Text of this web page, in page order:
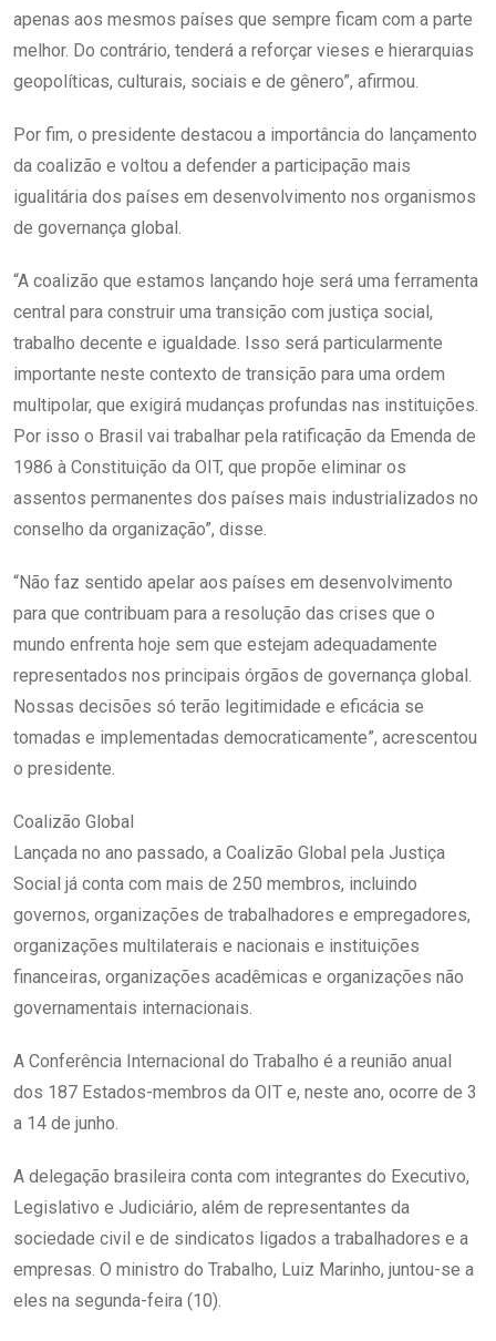
apenas aos mesmos países que sempre ficam com a parte
melhor. Do contrário, tenderá a reforçar vieses e hierarquias
geopolíticas, culturais, sociais e de gênero”, afirmou.
Por fim, o presidente destacou a importância do lançamento
da coalizão e voltou a defender a participação mais
igualitária dos países em desenvolvimento nos organismos
de governança global.
“A coalizão que estamos lançando hoje será uma ferramenta
central para construir uma transição com justiça social,
trabalho decente e igualdade. Isso será particularmente
importante neste contexto de transição para uma ordem
multipolar, que exigirá mudanças profundas nas instituições.
Por isso o Brasil vai trabalhar pela ratificação da Emenda de
1986 à Constituição da OIT, que propõe eliminar os
assentos permanentes dos países mais industrializados no
conselho da organização”, disse.
“Não faz sentido apelar aos países em desenvolvimento
para que contribuam para a resolução das crises que o
mundo enfrenta hoje sem que estejam adequadamente
representados nos principais órgãos de governança global.
Nossas decisões só terão legitimidade e eficácia se
tomadas e implementadas democraticamente”, acrescentou
o presidente.
Coalizão Global
Lançada no ano passado, a Coalizão Global pela Justiça
Social já conta com mais de 250 membros, incluindo
governos, organizações de trabalhadores e empregadores,
organizações multilaterais e nacionais e instituições
financeiras, organizações acadêmicas e organizações não
governamentais internacionais.
A Conferência Internacional do Trabalho é a reunião anual
dos 187 Estados-membros da OIT e, neste ano, ocorre de 3
a 14 de junho.
A delegação brasileira conta com integrantes do Executivo,
Legislativo e Judiciário, além de representantes da
sociedade civil e de sindicatos ligados a trabalhadores e a
empresas. O ministro do Trabalho, Luiz Marinho, juntou-se a
eles na segunda-feira (10).